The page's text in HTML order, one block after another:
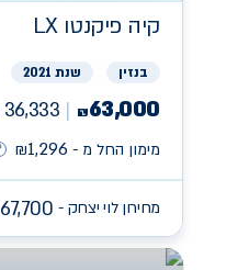
קיה פיקנטו LX
בנזין שנת 2021
₪63,000
36,333
מימון החל מ -
₪1,296
מחירון לוי יצחק - 67,700